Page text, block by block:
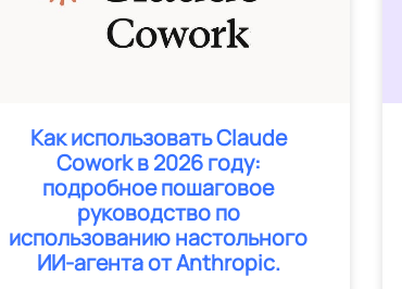
Как использовать Claude
Cowork в 2026 году:
подробное пошаговое
руководство по
использованию настольного
ИИ-агента от Anthropic.